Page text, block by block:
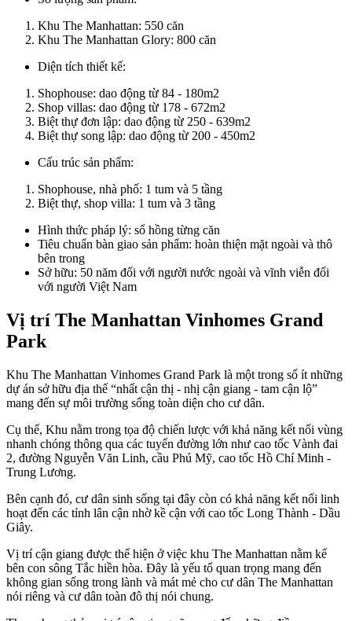
Khu The Manhattan: 550 căn
Khu The Manhattan Glory: 800 căn
Diện tích thiết kế:
Shophouse: dao động từ 84 - 180m2
Shop villas: dao động từ 178 - 672m2
Biệt thự đơn lập: dao động từ 250 - 639m2
Biệt thự song lập: dao động từ 200 - 450m2
Cấu trúc sản phẩm:
Shophouse, nhà phố: 1 tum và 5 tầng
Biệt thự, shop villa: 1 tum và 3 tầng
Hình thức pháp lý: sổ hồng từng căn
Tiêu chuẩn bàn giao sản phẩm: hoàn thiện mặt ngoài và thô
bên trong
Sở hữu: 50 năm đối với người nước ngoài và vĩnh viễn đối
với người Việt Nam
Vị trí The Manhattan Vinhomes Grand
Park
Khu The Manhattan Vinhomes Grand Park là một trong số ít những
dự án sở hữu địa thế “nhất cận thị - nhị cận giang - tam cận lộ”
mang đến sự môi trường sống toàn diện cho cư dân.
Cụ thể, Khu nằm trong tọa độ chiến lược với khả năng kết nối vùng
nhanh chóng thông qua các tuyến đường lớn như cao tốc Vành đai
2, đường Nguyễn Văn Linh, cầu Phú Mỹ, cao tốc Hồ Chí Minh -
Trung Lương.
Bên cạnh đó, cư dân sinh sống tại đây còn có khả năng kết nối linh
hoạt đến các tỉnh lân cận nhờ kề cận với cao tốc Long Thành - Dầu
Giây.
Vị trí cận giang được thể hiện ở việc khu The Manhattan nằm kế
bên con sông Tắc hiền hòa. Đây là yếu tố quan trọng mang đến
không gian sống trong lành và mát mẻ cho cư dân The Manhattan
nói riêng và cư dân toàn đô thị nói chung.